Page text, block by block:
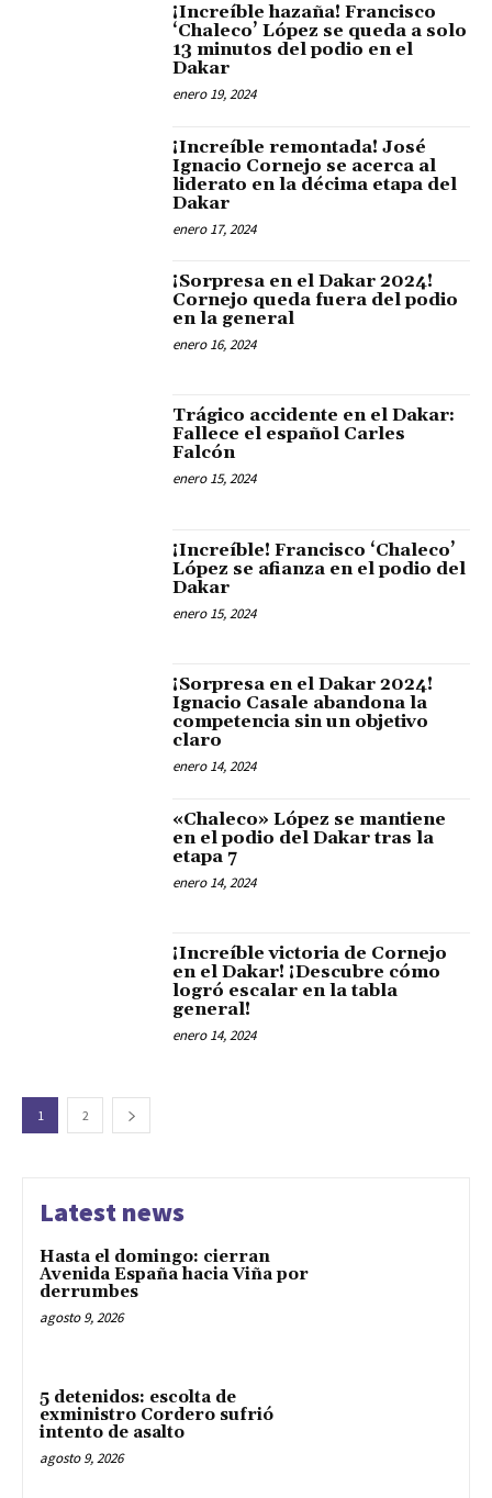
¡Increíble hazaña! Francisco
‘Chaleco’ López se queda a solo
13 minutos del podio en el
Dakar
enero 19, 2024
¡Increíble remontada! José
Ignacio Cornejo se acerca al
liderato en la décima etapa del
Dakar
enero 17, 2024
¡Sorpresa en el Dakar 2024!
Cornejo queda fuera del podio
en la general
enero 16, 2024
Trágico accidente en el Dakar:
Fallece el español Carles
Falcón
enero 15, 2024
¡Increíble! Francisco ‘Chaleco’
López se afianza en el podio del
Dakar
enero 15, 2024
¡Sorpresa en el Dakar 2024!
Ignacio Casale abandona la
competencia sin un objetivo
claro
enero 14, 2024
«Chaleco» López se mantiene
en el podio del Dakar tras la
etapa 7
enero 14, 2024
¡Increíble victoria de Cornejo
en el Dakar! ¡Descubre cómo
logró escalar en la tabla
general!
enero 14, 2024
1 2
Latest news
Hasta el domingo: cierran
Avenida España hacia Viña por
derrumbes
agosto 9, 2026
5 detenidos: escolta de
exministro Cordero sufrió
intento de asalto
agosto 9, 2026